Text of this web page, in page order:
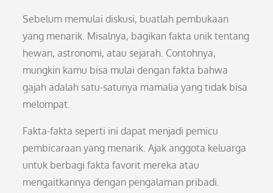
Sebelum memulai diskusi, buatlah pembukaan
yang menarik. Misalnya, bagikan fakta unik tentang
hewan, astronomi, atau sejarah. Contohnya,
mungkin kamu bisa mulai dengan fakta bahwa
gajah adalah satu-satunya mamalia yang tidak bisa
melompat.
Fakta-fakta seperti ini dapat menjadi pemicu
pembicaraan yang menarik. Ajak anggota keluarga
untuk berbagi fakta favorit mereka atau
mengaitkannya dengan pengalaman pribadi.